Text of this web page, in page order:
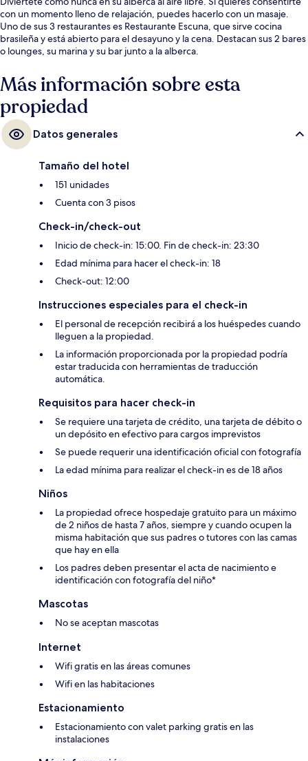
con un momento lleno de relajación, puedes hacerlo con un masaje.
Uno de sus 3 restaurantes es Restaurante Escuna, que sirve cocina
brasileña y está abierto para el desayuno y la cena. Destacan sus 2 bares
o lounges, su marina y su bar junto a la alberca.
Más información sobre esta
propiedad
Datos generales
Tamaño del hotel
151 unidades
Cuenta con 3 pisos
Check-in/check-out
Inicio de check-in: 15:00. Fin de check-in: 23:30
Edad mínima para hacer el check-in: 18
Check-out: 12:00
Instrucciones especiales para el check-in
El personal de recepción recibirá a los huéspedes cuando
lleguen a la propiedad.
La información proporcionada por la propiedad podría
estar traducida con herramientas de traducción
automática.
Requisitos para hacer check-in
Se requiere una tarjeta de crédito, una tarjeta de débito o
un depósito en efectivo para cargos imprevistos
Se puede requerir una identificación oficial con fotografía
La edad mínima para realizar el check-in es de 18 años
Niños
La propiedad ofrece hospedaje gratuito para un máximo
de 2 niños de hasta 7 años, siempre y cuando ocupen la
misma habitación que sus padres o tutores con las camas
que hay en ella
Los padres deben presentar el acta de nacimiento e
identificación con fotografía del niño*
Mascotas
No se aceptan mascotas
Internet
Wifi gratis en las áreas comunes
Wifi en las habitaciones
Estacionamiento
Estacionamiento con valet parking gratis en las
instalaciones